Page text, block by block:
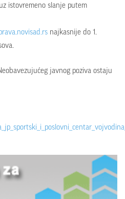
istovremeno slanje putem
najkasnije do 1.
javnog poziva ostaju